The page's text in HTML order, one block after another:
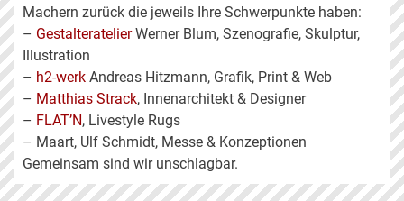
Machern zurück die jeweils Ihre Schwerpunkte haben:
– GestalteratelierWerner Blum, Szenografie, Skulptur,
Illustration
– h2-werk Andreas Hitzmann, Grafik, Print & Web
– Matthias Strack, Innenarchitekt & Designer
– FLAT’N, Livestyle Rugs
– Maart, Ulf Schmidt, Messe & Konzeptionen
Gemeinsam sind wir unschlagbar.